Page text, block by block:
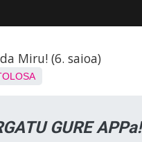
Miru! (6. saioa)
GURE APPa!